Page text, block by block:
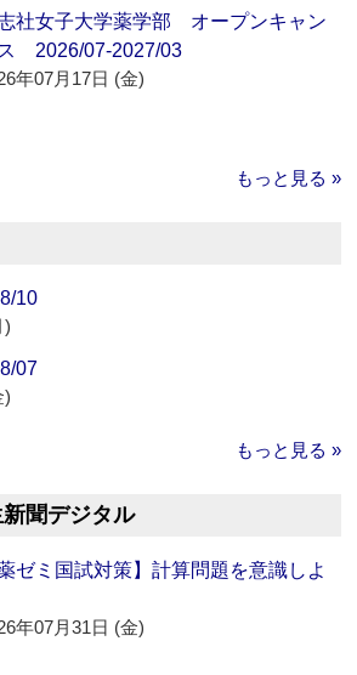
社女子大学薬学部 オープンキャン
2026/07-2027/03
年07月17日 (金)
もっと見る »
10
)
07
)
もっと見る »
聞デジタル
薬ゼミ国試対策】計算問題を意識しよ
年07月31日 (金)